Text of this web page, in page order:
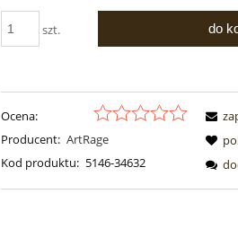
szt. do
Ocena:
Producent: ArtRage
Kod produktu: 5146-34632